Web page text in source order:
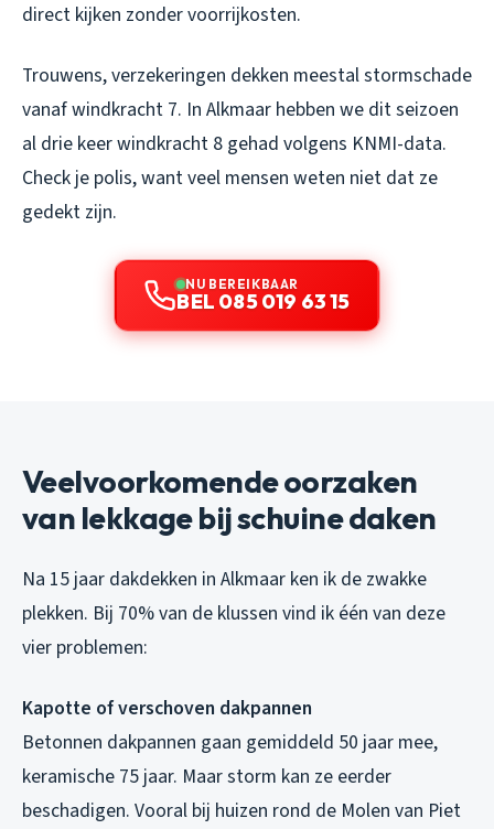
direct kijken zonder voorrijkosten.
Trouwens, verzekeringen dekken meestal stormschade
vanaf windkracht 7. In Alkmaar hebben we dit seizoen
al drie keer windkracht 8 gehad volgens KNMI-data.
Check je polis, want veel mensen weten niet dat ze
gedekt zijn.
NU BEREIKBAAR
BEL 085 019 63 15
Veelvoorkomende oorzaken
van lekkage bij schuine daken
Na 15 jaar dakdekken in Alkmaar ken ik de zwakke
plekken. Bij 70% van de klussen vind ik één van deze
vier problemen:
Kapotte of verschoven dakpannen
Betonnen dakpannen gaan gemiddeld 50 jaar mee,
keramische 75 jaar. Maar storm kan ze eerder
beschadigen. Vooral bij huizen rond de Molen van Piet